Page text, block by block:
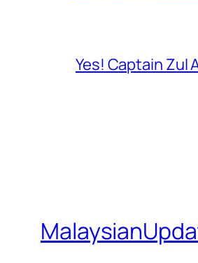
Yes! Captain Zul